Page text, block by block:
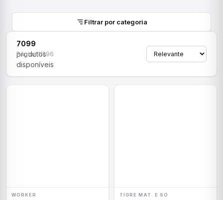
Filtrar por categoria
7099
produtos
disponíveis
Página 1/296
WORKER TIGRE MAT. E SO